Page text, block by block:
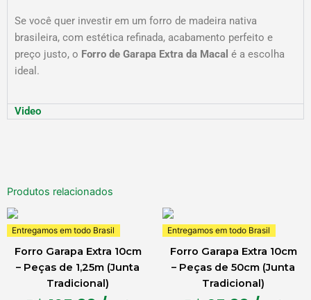
Se você quer investir em um forro de madeira nativa
brasileira, com estética refinada, acabamento perfeito e
preço justo, o Forro de Garapa Extra da Macal é a escolha
ideal.
Video
Produtos relacionados
Entregamos em todo Brasil
Forro Garapa Extra 10cm
– Peças de 1,25m (Junta
Tradicional)
Entregamos em todo Brasil
Forro Garapa Extra 10cm
– Peças de 50cm (Junta
Tradicional)